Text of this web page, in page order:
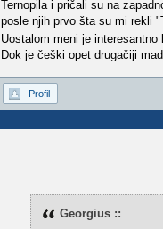
Ternopila i pričali su na
posle njih prvo šta su mi rekli
Uostalom meni je
Dok je češki opet drugačiji
Profil
Georgius ::